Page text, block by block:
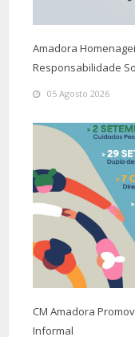
Amadora
Responsabilidade
05 Agosto 2026
CM Amadora
Informal